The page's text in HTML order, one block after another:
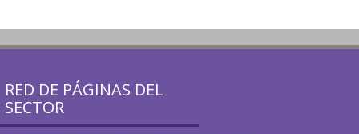
RED DE PÁGINAS DEL
SECTOR